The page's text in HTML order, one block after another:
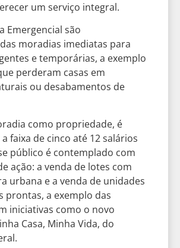
um serviço integral.
Emergencial são
moradias imediatas para
e temporárias, a exemplo
perderam casas em
ou desabamentos de
como propriedade, é
faixa de cinco até 12 salários
público é contemplado com
ação: a venda de lotes com
urbana e a venda de unidades
prontas, a exemplo das
iniciativas como o novo
Casa, Minha Vida, do